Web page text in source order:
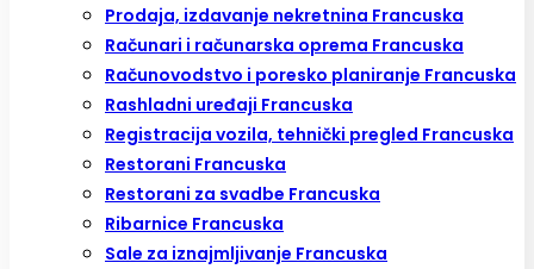
Prodaja, izdavanje nekretnina Francuska
Računari i računarska oprema Francuska
Računovodstvo i poresko planiranje Francuska
Rashladni uređaji Francuska
Registracija vozila, tehnički pregled Francuska
Restorani Francuska
Restorani za svadbe Francuska
Ribarnice Francuska
Sale za iznajmljivanje Francuska